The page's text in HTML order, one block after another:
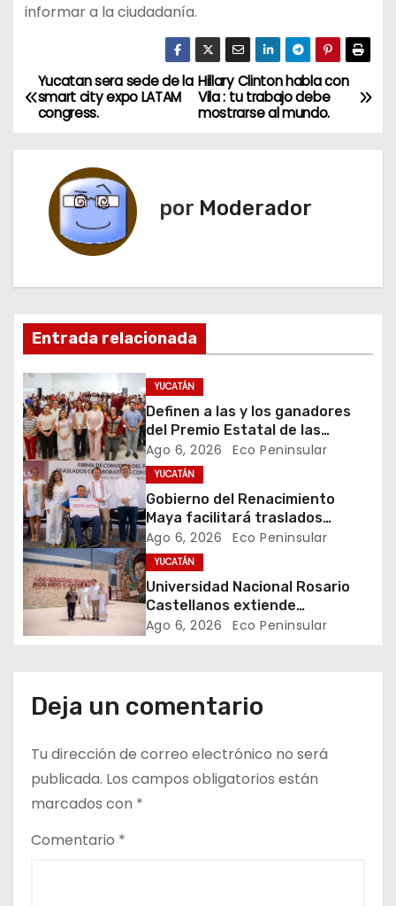
informar a la ciudadanía.
N
c
i
ó
n
d
e
e
n
t
d
a
s
Hillary Clinton habla con
Vila : tu trabajo debe
mostrarse al mundo.
Yucatan sera sede de la
smart city expo LATAM
congress.
por Moderador
Entrada relacionada
YUCATÁN
Definen a las y los ganadores
del Premio Estatal de las
Juventudes 2026
Ago 6, 2026 Eco Peninsular
YUCATÁN
Gobierno del Renacimiento
Maya facilitará traslados
gratuitos para usuarias y
usuarios del CREE
Ago 6, 2026 Eco Peninsular
YUCATÁN
Universidad Nacional Rosario
Castellanos extiende
convocatoria de ingreso al 31 de
Ago 6, 2026 Eco Peninsular
Deja un comentario
Tu dirección de correo electrónico no será
publicada. Los campos obligatorios están
marcados con *
Comentario *